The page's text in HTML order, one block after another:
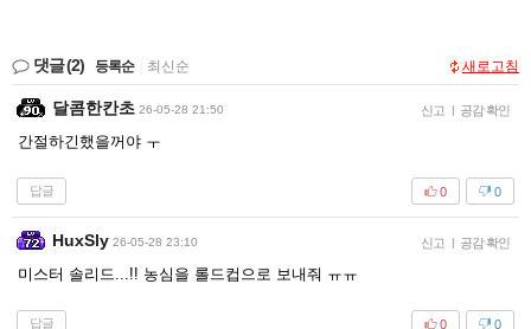
댓글(2) 등록순 최신순 새로고침
달콤한칸초 26-05-28 21:50 신고 | 공감 확인
간절하긴했을꺼야 ㅜ
답글 0
0
HuxSly 26-05-28 23:10 신고 | 공감 확인
미스터 솔리드...!! 농심을 롤드컵으로 보내줘 ㅠㅠ
답글 0
0